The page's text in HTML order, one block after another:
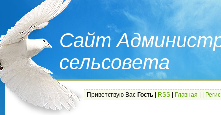
Сайт
сельсовета
Приветствую Вас Гость RSS Главная